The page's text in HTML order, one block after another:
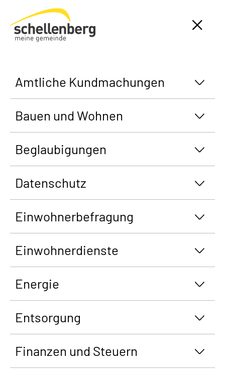
Gemeinde Schellenberg Startseite
Amtliche Kundmachungen
Bauen und Wohnen
Beglaubigungen
Datenschutz
Einwohnerbefragung
Einwohnerdienste
Energie
Entsorgung
Finanzen und Steuern